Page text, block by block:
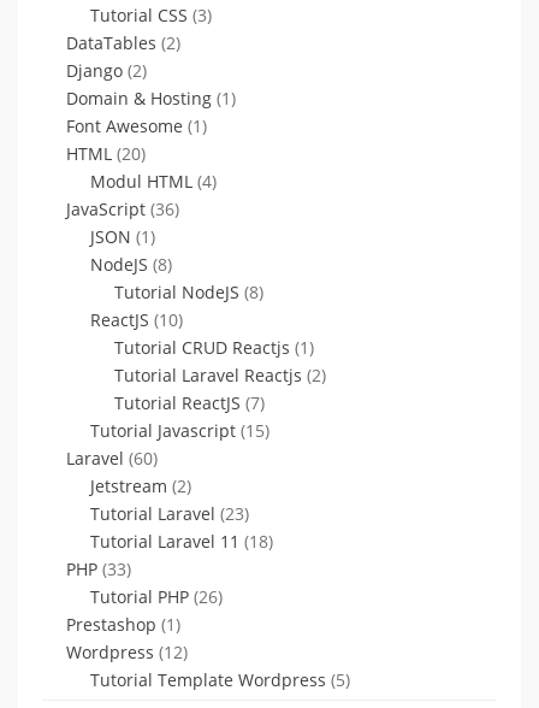
Tutorial CSS (3)
DataTables (2)
Django (2)
Domain & Hosting (1)
Font Awesome (1)
HTML (20)
Modul HTML (4)
JavaScript (36)
JSON (1)
NodeJS (8)
Tutorial NodeJS (8)
ReactJS (10)
Tutorial CRUD Reactjs (1)
Tutorial Laravel Reactjs (2)
Tutorial ReactJS (7)
Tutorial Javascript (15)
Laravel (60)
Jetstream (2)
Tutorial Laravel (23)
Tutorial Laravel 11 (18)
PHP (33)
Tutorial PHP (26)
Prestashop (1)
Wordpress (12)
Tutorial Template Wordpress (5)